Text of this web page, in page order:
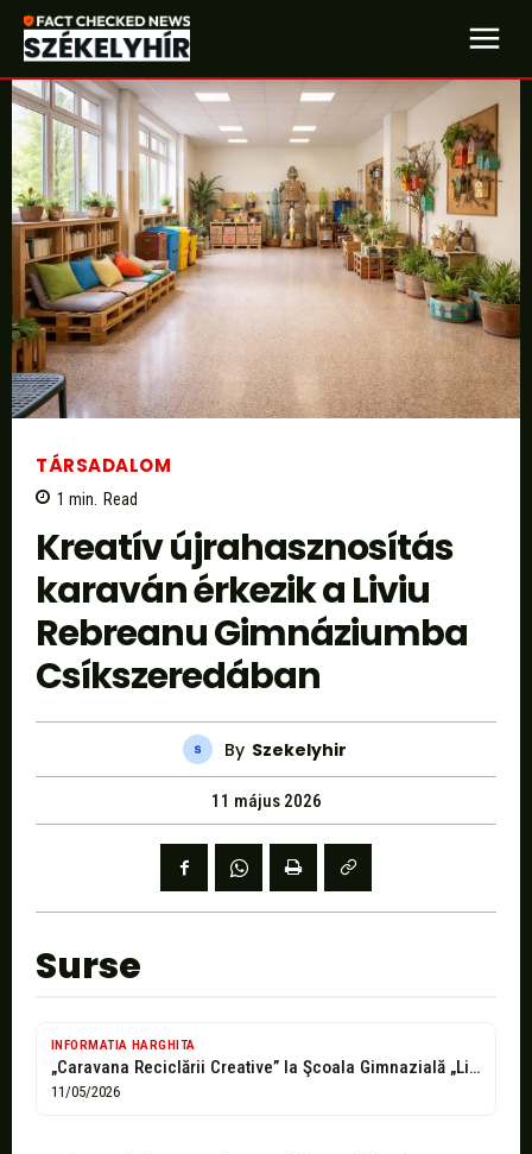
TÁRSADALOM
1 min. Read
Kreatív újrahasznosítás
karaván érkezik a Liviu
Rebreanu Gimnáziumba
Csíkszeredában
By Szekelyhir
11 május 2026
Surse
INFORMATIA HARGHITA
„Caravana Reciclării Creative” la Şcoala Gimnazială „Liviu Rebreanu” -
11/05/2026